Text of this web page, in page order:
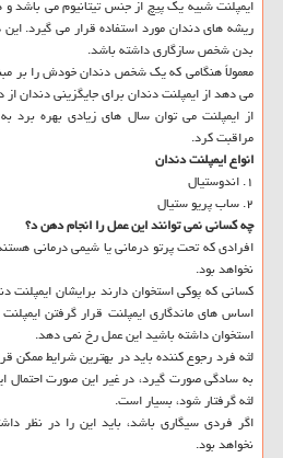
ایمپلنت شبیه یک پیچ از جنس تیتانیوم می باشد و
ریشه های دندان مورد استفاده قرار می گیرد.
بدن شخص سازگاری داشته باشد.
معمولاً هنگامی که یک شخص دندان خودش را بر
می دهد از ایمپلنت دندان برای جایگزینی دندان
از ایمپلنت می توان سال های زیادی بهره
مراقبت کرد.
انواعایمپلنت دندان
۱. اندوستیال
۲. ساب پریو ستیال
چه کسانی نمی تواننداین عمل را انجام دهند؟
افرادی که تحت پرتو درمانی یا شیمی درمانی
نخواهد بود.
کسانی که پوکی استخوان دارند برایشان ایمپلنت
اساس های ماندگاری ایمپلنت قرار گرفتن
استخوان داشته باشید این عمل رخ نمی دهد.
لثه فرد رجوع کننده باید در بهترین شرایط ممکن
به سادگی صورت گیرد، در غیر این صورت احتمال
لثه گرفتار شود، بسیار است.
اگر فردی سیگاری باشد، باید این را در نظر
نخواهد بود.